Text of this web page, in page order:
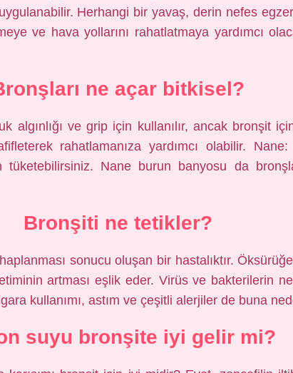
Herhangi bir yavaş, derin nefes
ve hava yollarını rahatlatmaya yardımcı
ne açar bitkisel?
algınlığı ve grip için kullanılır, ancak bronşit
rahatlamanıza yardımcı olabilir.
tüketebilirsiniz. Nane burun banyosu da
Bronşiti ne tetikler?
sonucu oluşan bir hastalıktır.
artması eşlik eder. Virüs ve bakterilerin
kullanımı, astım ve çeşitli alerjiler de buna
suyu bronşite iyi gelir mi?